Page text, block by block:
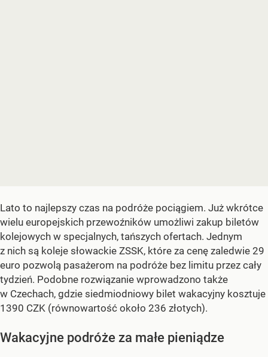
Lato to najlepszy czas na podróże pociągiem. Już wkrótce
wielu europejskich przewoźników umożliwi zakup biletów
kolejowych w specjalnych, tańszych ofertach. Jednym
z nich są koleje słowackie ZSSK, które za cenę zaledwie 29
euro pozwolą pasażerom na podróże bez limitu przez cały
tydzień. Podobne rozwiązanie wprowadzono także
w Czechach, gdzie siedmiodniowy bilet wakacyjny kosztuje
1390 CZK (równowartość około 236 złotych).
Wakacyjne podróże za małe pieniądze